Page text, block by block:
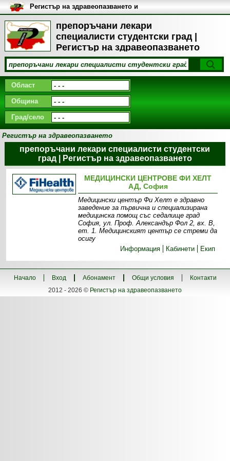
препоръчани лекари
специалисти студентски град |
Регистър на здравеопазването
Регистър на здравеопазването и
медицинските заведения в
България
Област
Община
Град/село
Регистър на здравеопазването
препоръчани лекари специалисти студентски
град | Регистър на здравеопазването
МЕДИЦИНСКИ ЦЕНТРОВЕ ФИ ХЕЛТ
АД, София
Медицински център Фи Хелт е здравно
заведение за първична и специализирана
медицинска помощ със седалище град
София, ул. Проф. Александър Фол 2, вх. В,
ет. 1. Медицинският център се стреми да
осигу
Информация
Кабинети Екип
Начало Вход Абонамент Общи условия
Контакти
2012 - 2026 © Регистър на здравеопазването